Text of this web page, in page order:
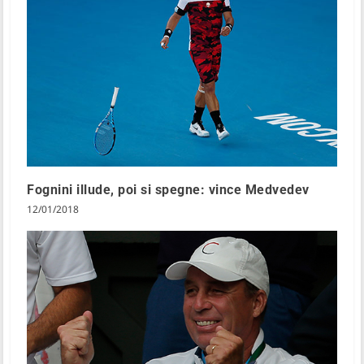
Fognini illude, poi si spegne: vince Medvedev
12/01/2018